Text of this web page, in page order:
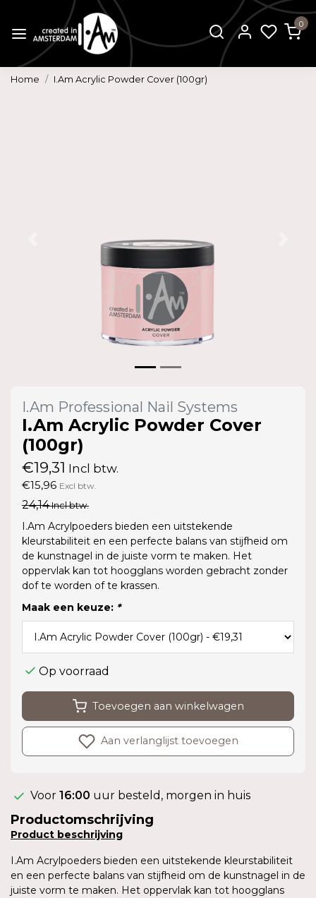
0
Home I.Am Acrylic Powder Cover (100gr)
I.Am Professional Nail Systems
I.Am Acrylic Powder Cover
(100gr)
€19,31 Incl btw.
€15,96 Excl btw.
24,14Incl btw.
I.Am Acrylpoeders bieden een uitstekende
kleurstabiliteit en een perfecte balans van stijfheid om
de kunstnagel in de juiste vorm te maken. Het
oppervlak kan tot hoogglans worden gebracht zonder
dof te worden of te krassen.
Maak een keuze: *
Op voorraad
Toevoegen aan winkelwagen
Aan verlanglijst toevoegen
Voor 16:00 uur besteld, morgen in huis
Productomschrijving
Product beschrijving
I.Am Acrylpoeders bieden een uitstekende kleurstabiliteit
en een perfecte balans van stijfheid om de kunstnagel in de
juiste vorm te maken. Het oppervlak kan tot hoogglans